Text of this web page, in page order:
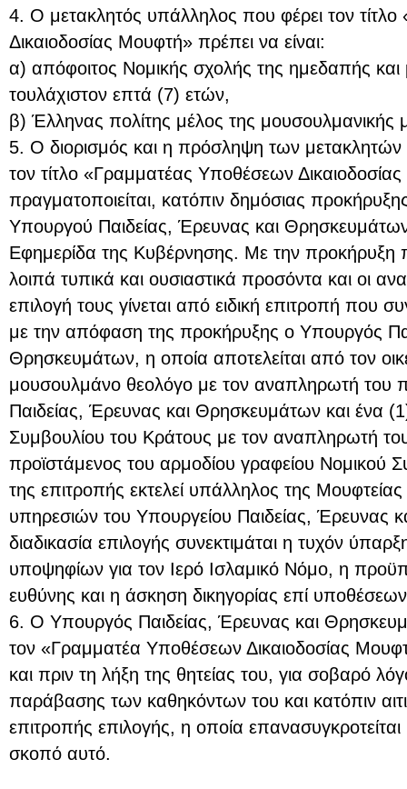
4. Ο μετακλητός υπάλληλος που φέρει τον
Δικαιοδοσίας Μουφτή» πρέπει να είναι:
α) απόφοιτος Νομικής σχολής της ημεδαπής και
τουλάχιστον επτά (7) ετών,
β) Έλληνας πολίτης μέλος της μουσουλμανικής
5. Ο διορισμός και η πρόσληψη των
τον τίτλο «Γραμματέας Υποθέσεων
πραγματοποιείται, κατόπιν δημόσιας
Υπουργού Παιδείας, Έρευνας και
Εφημερίδα της Κυβέρνησης. Με την προκήρυξη
λοιπά τυπικά και ουσιαστικά προσόντα και οι
επιλογή τους γίνεται από ειδική επιτροπή που
με την απόφαση της προκήρυξης ο Υπουργός
Θρησκευμάτων, η οποία αποτελείται από τον
μουσουλμάνο θεολόγο με τον αναπληρωτή του
Παιδείας, Έρευνας και Θρησκευμάτων και ένα
Συμβουλίου του Κράτους με τον αναπληρωτή
προϊστάμενος του αρμοδίου γραφείου Νομικού
της επιτροπής εκτελεί υπάλληλος της
υπηρεσιών του Υπουργείου Παιδείας, Έρευνας
διαδικασία επιλογής συνεκτιμάται η τυχόν
υποψηφίων για τον Ιερό Ισλαμικό Νόμο, η
ευθύνης και η άσκηση δικηγορίας επί
6. Ο Υπουργός Παιδείας, Έρευνας και
τον «Γραμματέα Υποθέσεων Δικαιοδοσίας
και πριν τη λήξη της θητείας του, για σοβαρό
παράβασης των καθηκόντων του και κατόπιν
επιτροπής επιλογής, η οποία
σκοπό αυτό.